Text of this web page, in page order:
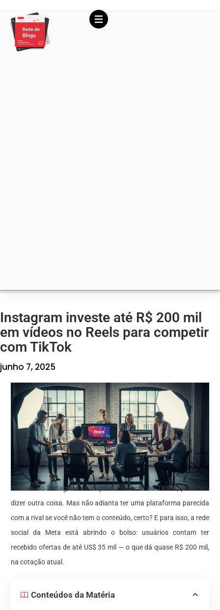
Instagram investe até R$ 200 mil
em vídeos no Reels para competir
com TikTok
junho 7, 2025
O Reels do Instagram seinspiroubastante no TikTok, para não
dizer outra coisa. Mas não adianta ter uma plataforma parecida
com a rival se você não tem o conteúdo, certo? E para isso, a rede
social da Meta está abrindo o bolso: usuários contam ter
recebido ofertas de até US$ 35 mil — o que dá quase R$ 200 mil,
na cotação atual.
Conteúdos da Matéria